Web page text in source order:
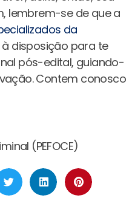
lembrem-se de que a
da
disposição para te
pós-edital, guiando-
Contem conosco
(PEFOCE)